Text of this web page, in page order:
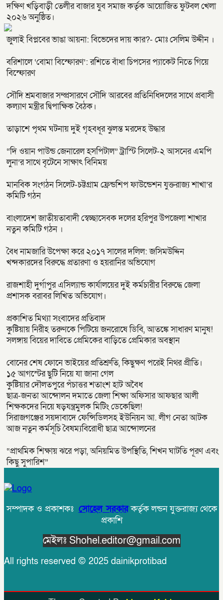
দক্ষিণ খড়িবাড়ী তেলীর বাজার যুব সমাজ কর্তৃক আয়োজিত ফুটবল খেলা
২০২৬ অনুষ্ঠিত।
জুলাই বিপ্লবের ভাঙা আয়না: বিভেদের দায় কার?- মোঃ সেলিম উদ্দীন ।
বরিশালে ‘বোমা বিস্ফোরণ’: রশিতে বাঁধা চিপসের প্যাকেট নিতে গিয়ে
বিস্ফোরণ
সৌদি শ্রমবাজার সম্প্রসারণে সৌদি আরবের প্রতিনিধিদলের সাথে প্রবাসী
কল্যাণ মন্ত্রীর দ্বিপাক্ষিক বৈঠক।
তাড়াশে পৃথম ঘটনায় দুই গৃহবধূর ঝুলন্ত মরদেহ উদ্ধার
“দি ওয়ান পাউন্ড জেনারেল হসপিটাল” ট্রাস্টি সিলেট-২ আসনের এমপি
লুনা’র সা‌থে বৃটেনে সাক্ষাৎ বিনিময়
মানবিক সংগঠন সিলেট-চট্টগ্রাম ফ্রেন্ডশিপ ফাউন্ডেশন যুক্তরাজ্য শাখা’র
কমিটি গঠন
বাংলাদেশ জাতীয়তাবাদী স্বেচ্ছাসেবক দলের হরিপুর উপজেলা শাখার
নতুন কমিটি গঠন ।
বৈধ নামজারি উপেক্ষা করে ২০১৭ সালের দলিল: জসিমউদ্দিন
খন্দকারদের বিরুদ্ধে প্রতারণা ও হয়রানির অভিযোগ
রাজশাহী দুর্গাপুর এসিল্যান্ড কার্যালয়ের দুই কর্মচারীর বিরুদ্ধে জেলা
প্রশাসক বরাবর লিখিত অভিযোগ।
প্রকাশিত মিথ্যা সংবাদের প্রতিবাদ
কুষ্টিয়ায় নিরীহ তরুণকে পিটিয়ে জনরোষে ডিবি, আতঙ্কে সাধারণ মানুষ!
সলঙ্গায় বিয়ের দাবিতে প্রেমিকের বাড়িতে প্রেমিকার অবস্থান
বোনের শেষ ফোনে ভাইয়ের প্রতিশ্রুতি, কিছুক্ষণ পরেই নিথর প্রীতি।
১৫ আগস্টের ছুটি নিয়ে যা জানা গেল
কুষ্টিয়ার দৌলতপুরে পঁচাত্তর শতাংশ হাট অবৈধ
ছাত্র-জনতা আন্দোলন দমাতে জেলা শিক্ষা অফিসার আফছার আলী
শিক্ষকদের নিয়ে ষড়যন্ত্রমুলক মিটিং ডেকেছিল!
সিরাজগঞ্জের সয়দাবাদে ফেন্সিডিলসহ ইউনিয়ন আ. লীগ নেতা আটক
আজ নতুন কর্মসূচি বৈষম্যবিরোধী ছাত্র আন্দোলনের
“প্রাথমিক শিক্ষায় ঝরে পড়া, অনিয়মিত উপস্থিতি, শিখন ঘাটতি পূরণ এবং
কিছু সুপারিশ”
সম্পাদক ও প্রকাশকঃ সোহেল সরকারকর্তৃক লন্ডন যুক্তরাজ্য থেকে
প্রকাশি
মেইলঃ Shohel.editor@gmail.com
All rights reserved © 2025 dainikprotibad